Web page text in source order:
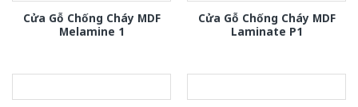
Cửa Gỗ Chống Cháy MDF
Melamine 1
Cửa Gỗ Chống Cháy MDF
Laminate P1